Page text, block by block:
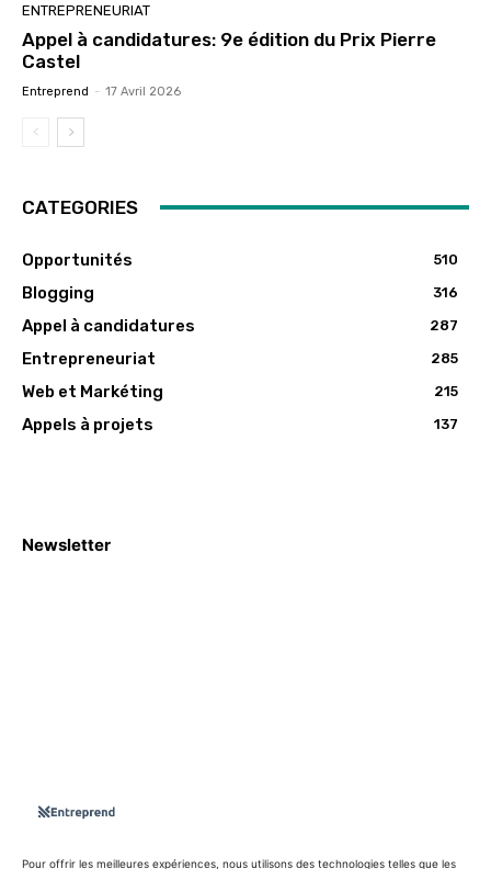
Pour offrir les meilleures expériences, nous utilisons des technologies telles que les
ENTREPRENEURIAT
Appel à candidatures: 9e édition du Prix Pierre
Castel
Entreprend - 17 Avril 2026
CATEGORIES
Opportunités 510
Blogging 316
Appel à candidatures 287
Entrepreneuriat 285
Web et Markéting 215
Appels à projets 137
Newsletter